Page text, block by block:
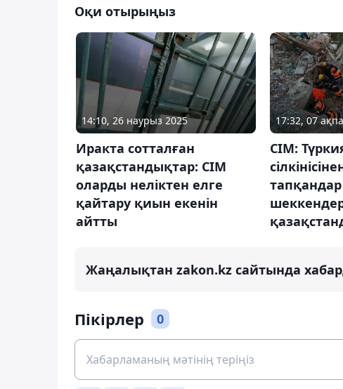
Оқи отырыңыз
14:10, 26 наурыз 2025
Иракта сотталған
қазақстандықтар: СІМ
оларды неліктен елге
қайтару қиын екенін
айтты
17:32, 07
СІМ:
Жаңалықтан zakon.kz сайтында
Пікірлер 0